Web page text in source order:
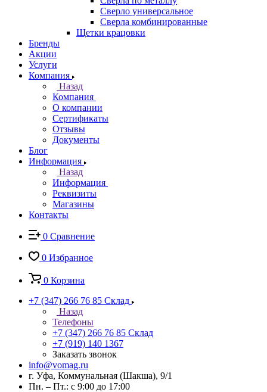
Сверло универсальное
Сверла комбинированные
Щетки крацовки
Бренды
Акции
Услуги
Компания
Назад
Компания
О компании
Сертификаты
Отзывы
Документы
Блог
Информация
Назад
Информация
Реквизиты
Магазины
Контакты
0 Сравнение
0 Избранное
0 Корзина
+7 (347) 266 76 85 Склад
Назад
Телефоны
+7 (347) 266 76 85 Склад
+7 (919) 140 1367
Заказать звонок
info@vomag.ru
г. Уфа, Коммунальная (Шакша), 9/1
Пн. – Пт.: с 9:00 до 17:00